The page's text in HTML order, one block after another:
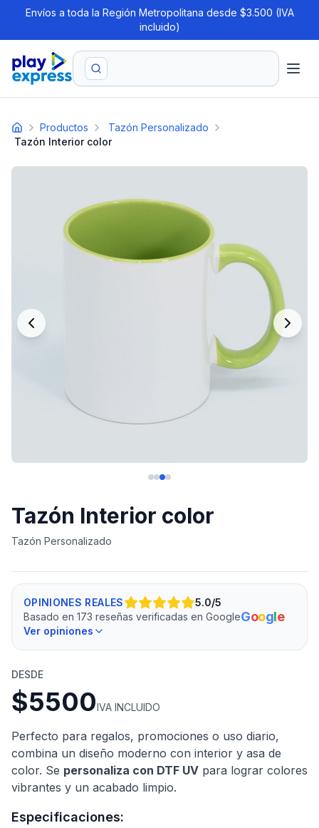
Envíos a toda la Región Metropolitana desde $3.500 (IVA
incluido)
Productos
Tazón Personalizado
Tazón Interior color
Tazón Interior color
Tazón Personalizado
OPINIONES REALES 5.0/5
Basado en 173 reseñas verificadas en GoogleGoogle
Ver opiniones
DESDE
$5500IVA INCLUIDO
Perfecto para regalos, promociones o uso diario,
combina un diseño moderno con interior y asa de
color. Se personaliza con DTF UV para lograr colores
vibrantes y un acabado limpio.
Especificaciones: